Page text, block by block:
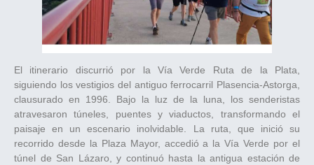
El itinerario discurrió por la Vía Verde Ruta de la Plata,
siguiendo los vestigios del antiguo ferrocarril Plasencia-Astorga,
clausurado en 1996. Bajo la luz de la luna, los senderistas
atravesaron túneles, puentes y viaductos, transformando el
paisaje en un escenario inolvidable. La ruta, que inició su
recorrido desde la Plaza Mayor, accedió a la Vía Verde por el
túnel de San Lázaro, y continuó hasta la antigua estación de